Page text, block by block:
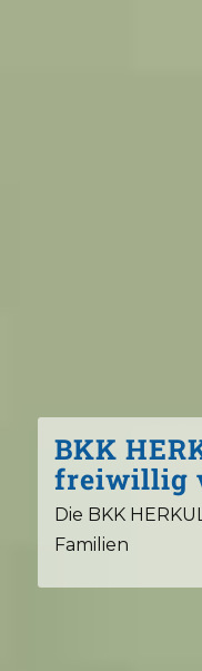
BKK
freiwillig
Die BKK
Familien